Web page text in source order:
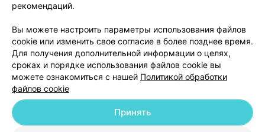
Написать руководителю 103.by
Персональные настройки cookie
Обработка персональных данных
рекомендаций.
Вы можете настроить параметры использования файлов
cookie или изменить свое согласие в более позднее время.
Для получения дополнительной информации о целях,
сроках и порядке использования файлов cookie вы
можете ознакомиться с нашей Политикой обработки
файлов cookie
Принять